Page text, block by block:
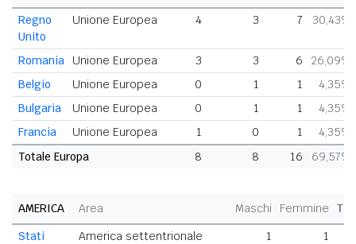
Regno
Unito
Unione Europea 4 3 7 30,43%
Romania Unione Europea 3 3 6
26,09%
Belgio
Unione Europea 0 1 1
4,35%
Bulgaria
Unione Europea 0 1 1
4,35%
Francia
Unione Europea 1 0 1
4,35%
Totale Europa
8 8 16 69,57%
AMERICA Area Maschi Femmine
Stati
America settentrionale 1 1